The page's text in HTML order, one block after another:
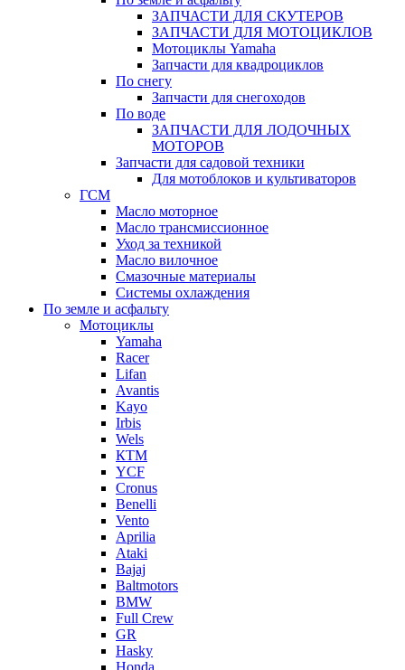
ЗАПЧАСТИ ДЛЯ СКУТЕРОВ
ЗАПЧАСТИ ДЛЯ МОТОЦИКЛОВ
Мотоциклы Yamaha
Запчасти для квадроциклов
По снегу
Запчасти для снегоходов
По воде
ЗАПЧАСТИ ДЛЯ ЛОДОЧНЫХ
МОТОРОВ
Запчасти для садовой техники
Для мотоблоков и культиваторов
ГСМ
Масло моторное
Масло трансмиссионное
Уход за техникой
Масло вилочное
Смазочные материалы
Системы охлаждения
По земле и асфальту
Мотоциклы
Yamaha
Racer
Lifan
Avantis
Kayo
Irbis
Wels
КТМ
YCF
Cronus
Benelli
Vento
Aprilia
Ataki
Bajaj
Baltmotors
BMW
Full Crew
GR
Hasky
Honda